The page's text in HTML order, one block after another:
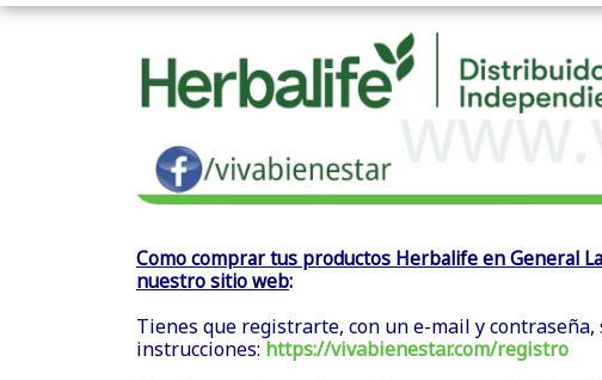
Como comprar tus productos Herbalife en General
nuestro sitio web:
Tienes que registrarte, con un e-mail y contraseña,
instrucciones: https://vivabienestar.com/registro